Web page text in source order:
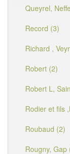
Queyrel,
Record (3)
Richard ,
Robert (2)
Robert L,
Rodier et fils
Roubaud (2)
Rougny, Gap